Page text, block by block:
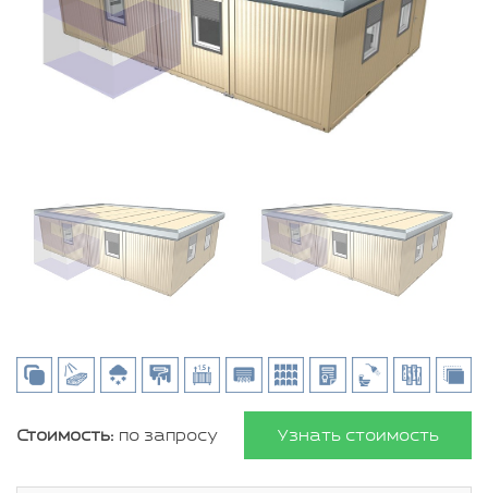
Стоимость: по запросу Узнать стоимость